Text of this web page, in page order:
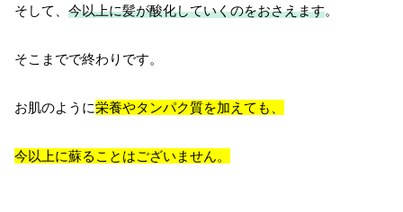
そして、 今以上に髪が酸化していくのをおさえます。
そこまでで終わりです。
お肌のように栄養やタンパク質を加えても、
今以上に蘇ることはございません。